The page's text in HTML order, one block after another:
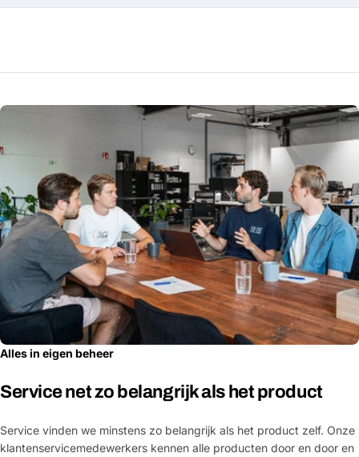
Alles in eigen beheer
Service net zo belangrijk als het product
Service vinden we minstens zo belangrijk als het product zelf. Onze
klantenservicemedewerkers kennen alle producten door en door en